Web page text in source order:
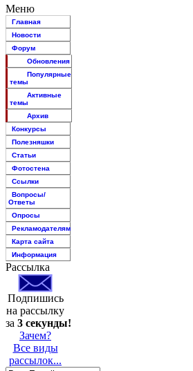
Меню
Главная
Новости
Форум
Обновления
Популярные
темы
Активные
темы
Архив
Конкурсы
Полезняшки
Статьи
Фотостена
Ссылки
Вопросы/
Ответы
Опросы
Рекламодателям
Карта сайта
Информация
Рассылка
Подпишись
на рассылку
за 3 секунды!
Зачем?
Все виды
рассылок...